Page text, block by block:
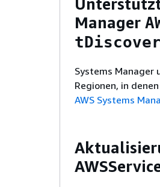
Manager
Systems Manager
Regionen, in
AWS Systems